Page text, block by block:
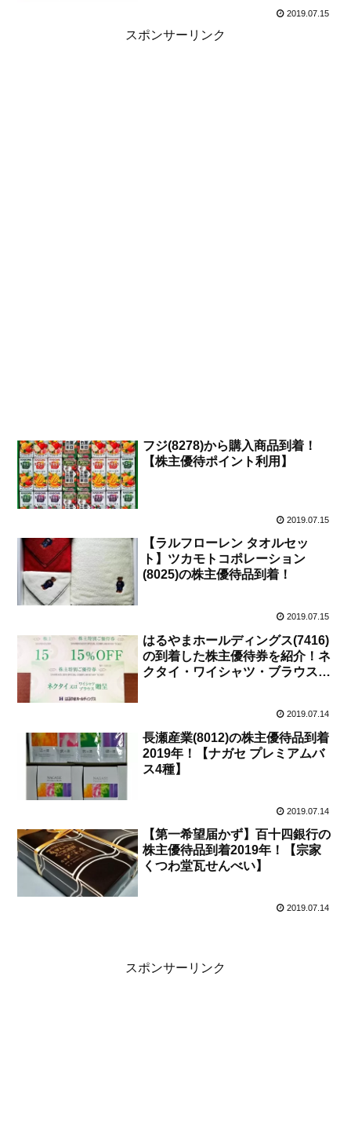
2019.07.15
スポンサーリンク
フジ(8278)から購入商品到着！
【株主優待ポイント利用】
2019.07.15
【ラルフローレン タオルセッ
ト】ツカモトコポレーション
(8025)の株主優待品到着！
2019.07.15
はるやまホールディングス(7416)
の到着した株主優待券を紹介！ネ
クタイ・ワイシャツ・ブラウス贈
2019.07.14
長瀬産業(8012)の株主優待品到着
2019年！【ナガセ プレミアムバ
ス4種】
2019.07.14
【第一希望届かず】百十四銀行の
株主優待品到着2019年！【宗家
くつわ堂瓦せんべい】
2019.07.14
スポンサーリンク